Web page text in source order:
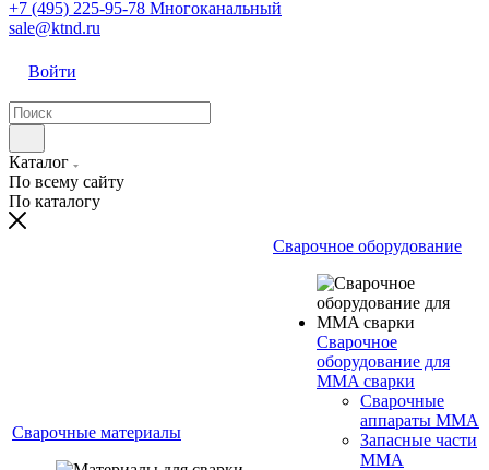
+7 (495) 225-95-78 Многоканальный
sale@ktnd.ru
Войти
Каталог
По всему сайту
По каталогу
Сварочные материалы
Сварочное оборудование
Сварочное
оборудование для
MMA сварки
Сварочные
аппараты MMA
Запасные части
MMA